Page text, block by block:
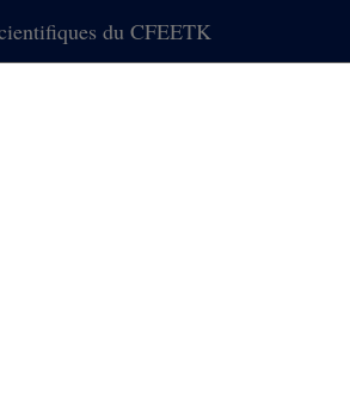
du CFEETK